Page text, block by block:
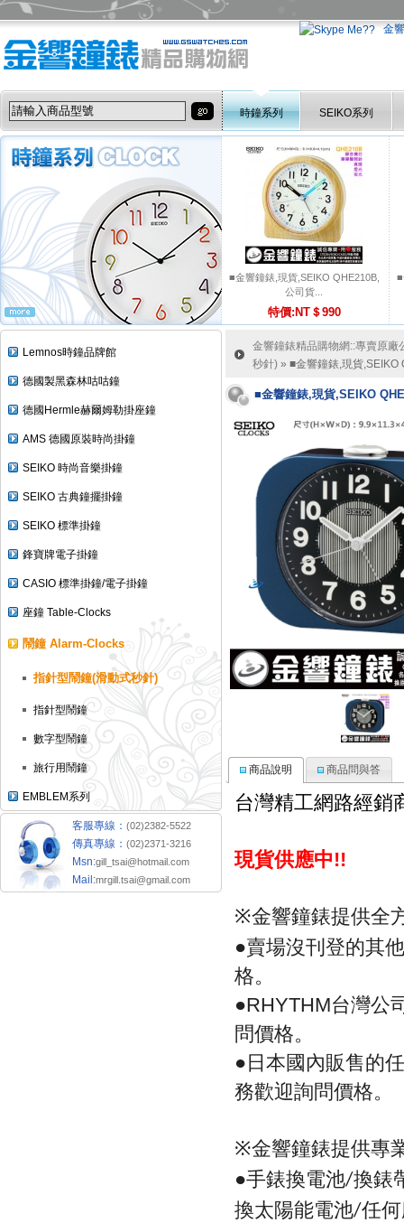
金
時鐘系列 SEIKO系列
■金響鐘錶,現貨,SEIKO QHE210B,
公司貨...
特價:NT＄990
■
Lemnos時鐘品牌館
德國製黑森林咕咕鐘
德國Hermle赫爾姆勒掛座鐘
AMS 德國原裝時尚掛鐘
SEIKO 時尚音樂掛鐘
SEIKO 古典鐘擺掛鐘
SEIKO 標準掛鐘
鋒寶牌電子掛鐘
CASIO 標準掛鐘/電子掛鐘
座鐘 Table-Clocks
鬧鐘 Alarm-Clocks
指針型鬧鐘(滑動式秒針)
指針型鬧鐘
數字型鬧鐘
旅行用鬧鐘
EMBLEM系列
客服專線： (02)2382-5522
傳真專線： (02)2371-3216
Msn:gill_tsai@hotmail.com
Mail:mrgill.tsai@gmail.com
金響鐘錶精品購物網::專賣原廠
秒針) » ■金響鐘錶,現貨,SEIKO
■金響鐘錶,現貨,SEIKO
商品說明 商品問與答
台灣精工網路經銷
現貨供應中!!
※金響鐘錶提供全
●賣場沒刊登的其
格。
●RHYTHM台灣公
問價格。
●日本國內販售的
務歡迎詢問價格。
※金響鐘錶提供專
●手錶換電池/換錶
換太陽能電池/任